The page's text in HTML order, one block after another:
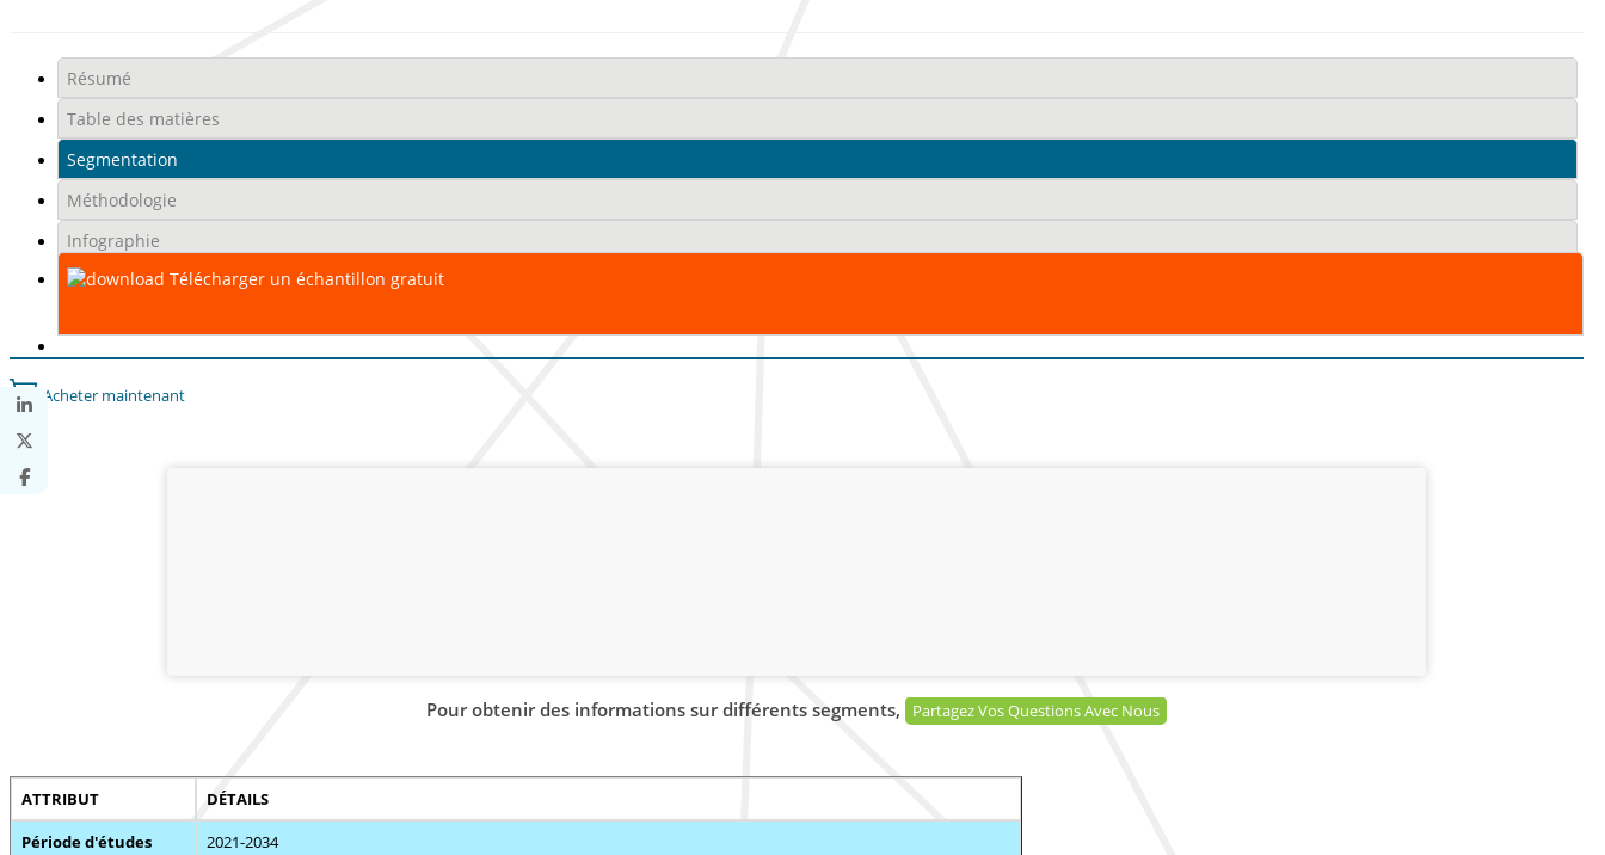
Résumé
Table des matières
Segmentation
Méthodologie
Infographie
Télécharger un échantillon gratuit
Acheter maintenant
Pour obtenir des informations sur différents segments, Partagez Vos Questions Avec Nous
ATTRIBUT
DÉTAILS
Période d'études
2021-2034